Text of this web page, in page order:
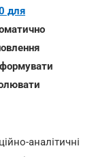
для
аналітичні